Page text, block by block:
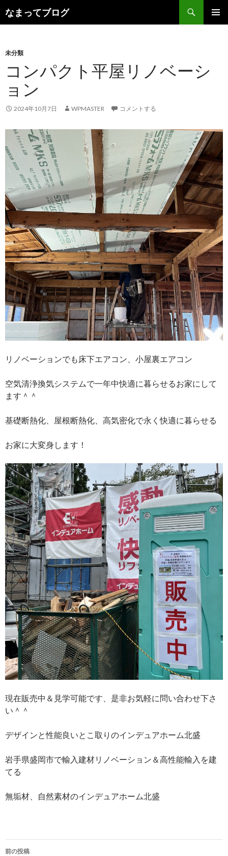
なまってブログ
索コ
ン
へ
キ
ッ
未分類
コンパクト平屋リノベーシ
ョン
2024年10月7日 WPMASTER コメントする
リノベーションでも床下エアコン、小屋裏エアコン
空気清浄換気システムで一年中快適に暮らせるお家にして
ます＾＾
基礎断熱化、屋根断熱化、高気密化で永く快適に暮らせる
お家に大変身します！
現在販売中＆見学可能です、是非お気軽に問い合わせ下さ
い＾＾
デザインと性能良いとこ取りのインデュアホーム北盛
岩手県盛岡市で輸入建材リノベーション＆高性能輸入を建
てる
無垢材、自然素材のインデュアホーム北盛
投
前の投稿